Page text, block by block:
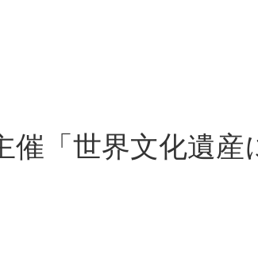
「世界文化遺